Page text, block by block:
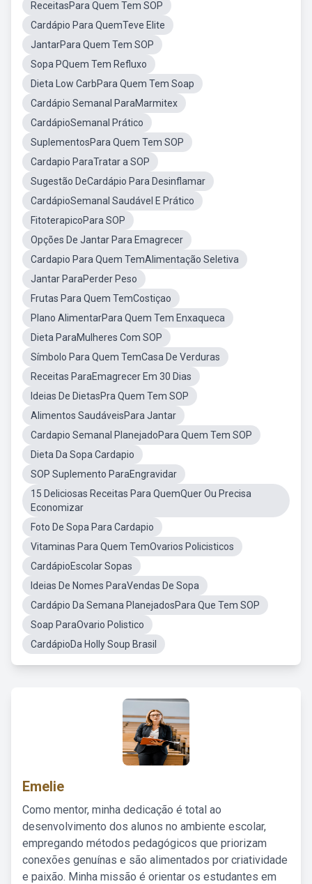
ReceitasPara Quem Tem SOP
Cardápio Para QuemTeve Elite
JantarPara Quem Tem SOP
Sopa PQuem Tem Refluxo
Dieta Low CarbPara Quem Tem Soap
Cardápio Semanal ParaMarmitex
CardápioSemanal Prático
SuplementosPara Quem Tem SOP
Cardapio ParaTratar a SOP
Sugestão DeCardápio Para Desinflamar
CardápioSemanal Saudável E Prático
FitoterapicoPara SOP
Opções De Jantar Para Emagrecer
Cardapio Para Quem TemAlimentação Seletiva
Jantar ParaPerder Peso
Frutas Para Quem TemCostiçao
Plano AlimentarPara Quem Tem Enxaqueca
Dieta ParaMulheres Com SOP
Símbolo Para Quem TemCasa De Verduras
Receitas ParaEmagrecer Em 30 Dias
Ideias De DietasPra Quem Tem SOP
Alimentos SaudáveisPara Jantar
Cardapio Semanal PlanejadoPara Quem Tem SOP
Dieta Da Sopa Cardapio
SOP Suplemento ParaEngravidar
15 Deliciosas Receitas Para QuemQuer Ou Precisa
Economizar
Foto De Sopa Para Cardapio
Vitaminas Para Quem TemOvarios Policisticos
CardápioEscolar Sopas
Ideias De Nomes ParaVendas De Sopa
Cardápio Da Semana PlanejadosPara Que Tem SOP
Soap ParaOvario Polistico
CardápioDa Holly Soup Brasil
Emelie
Como mentor, minha dedicação é total ao
desenvolvimento dos alunos no ambiente escolar,
empregando métodos pedagógicos que priorizam
conexões genuínas e são alimentados por criatividade
e paixão. Minha missão é orientar os estudantes em